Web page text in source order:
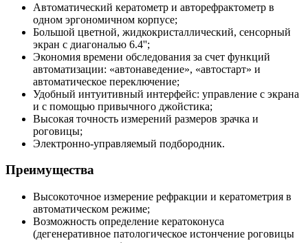
Автоматический кератометр и авторефрактометр в
одном эргономичном корпусе;
Большой цветной, жидкокристаллический, сенсорный
экран с диагональю 6.4'';
Экономия времени обследования за счет функций
автоматизации: «автонаведение», «автостарт» и
автоматическое переключение;
Удобный интуитивный интерфейс: управление с экрана
и с помощью привычного джойстика;
Высокая точность измерений размеров зрачка и
роговицы;
Электронно-управляемый подбородник.
Преимущества
Высокоточное измерение рефракции и кератометрия в
автоматическом режиме;
Возможность определение кератоконуса
(дегенеративное патологическое истончение роговицы